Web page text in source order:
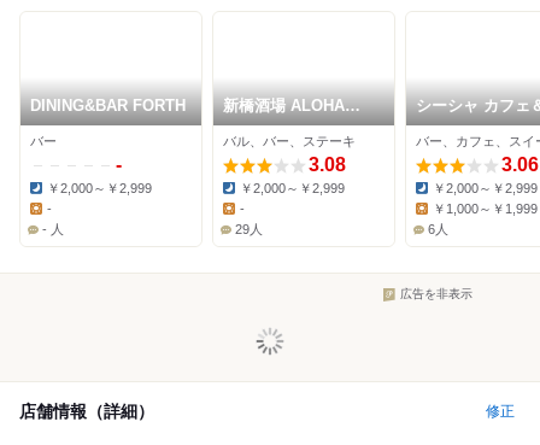
DINING&BAR FORTH
バー
-
Dinner:
￥2,000～￥2,999
Lunch:
-
- 人
新橋酒場 ALOHA
ISLAND
バル、バー、ステーキ
3.08
Dinner:
￥2,000～￥2,999
Lunch:
-
29人
シーシャ カフェ
ー C.STAND 新
店
バー、カフェ、スイ
3.06
Dinner:
￥2,000～￥2,999
Lunch:
￥1,000～￥1,999
6人
広告を非表示
店舗情報（詳細） 修正